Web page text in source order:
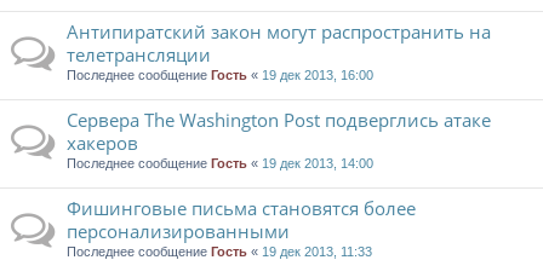
Антипиратский закон могут распространить на
телетрансляции
Последнее сообщение Гость « 19 дек 2013, 16:00
Сервера The Washington Post подверглись атаке
хакеров
Последнее сообщение Гость « 19 дек 2013, 14:00
Фишинговые письма становятся более
персонализированными
Последнее сообщение Гость « 19 дек 2013, 11:33